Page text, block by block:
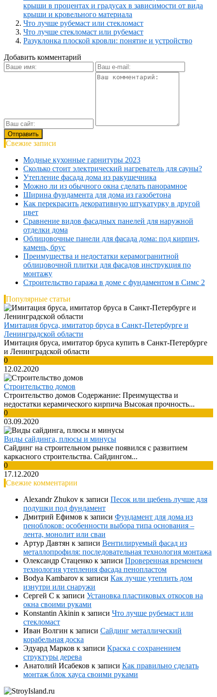
крыши в процентах и градусах в зависимости от вида
крыши и кровельного материала
Что лучше рубемаст или стекломаст
Что лучше стекломаст или рубемаст
Разуклонка плоской кровли: понятие и устройство
Добавить комментарий
Свежие записи
Модные кухонные гарнитуры 2023
Сколько стоит электрический нагреватель для сауны?
Утепление фасада дома из ракушечника
Можно ли из обычного окна сделать панорамное
Ширина фундамента для дома из газобетона
Как перекрасить декоративную штукатурку в другой
цвет
Сравнение видов фасадных панелей для наружной
отделки дома
Облицовочные панели для фасада дома: под кирпич,
камень, брус
Преимущества и недостатки керамогранитной
облицовочной плитки для фасадов инструкция по
монтажу
Строительство гаража в доме с фундаментом в Симс 2
Популярные статьи
Имитация бруса, имитатор бруса в Санкт-Петербурге и
Ленинградской области
Имитация бруса, имитатор бруса купить в Санкт-Петербурге
и Ленинградской области
0
12.02.2020
Строительство домов
Строительство домов Содержание: Преимущества и
недостатки керамического кирпича Высокая прочность...
0
03.09.2020
Виды сайдинга, плюсы и минусы
Сайдинг на строительном рынке появился с развитием
каркасного строительства. Сайдингом...
0
17.12.2020
Свежие комментарии
Alexandr Zhukov к записи Песок или щебень лучше для
подушки под фундамент
Дмитрий Ефимов к записи Фундамент для дома из
пеноблоков: особенности выбора типа основания –
лента, монолит или сваи
Артур Давтян к записи Вентилируемый фасад из
металлопрофиля: последовательная технология монтажа
Олександр Стаценко к записи Проверенная временем
технология утепления фасада пенопластом
Bodya Kambarov к записи Как лучше утеплить дом
изнутри или снаружи
Сергей С к записи Установка пластиковых откосов на
окна своими руками
Konstantin Akinin к записи Что лучше рубемаст или
стекломаст
Иван Волгин к записи Сайдинг металлический
корабельная доска
Эдуард Марков к записи Краска с сохранением
структуры дерева
Анатолий Исабеков к записи Как правильно сделать
монтаж блок хауса своими руками